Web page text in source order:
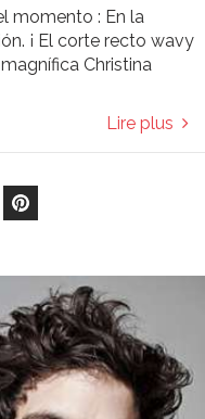
momento : En la
¡ El corte recto wavy
Christina
Lire plus